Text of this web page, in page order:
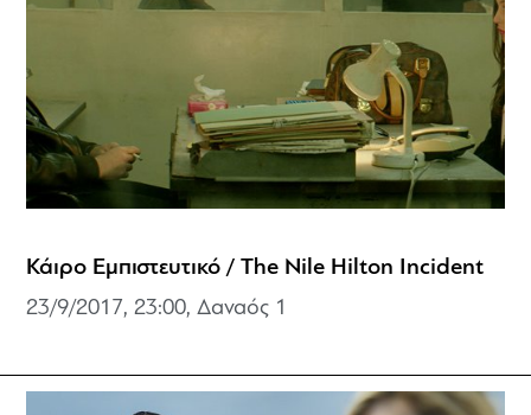
Κάιρο Εμπιστευτικό / The Nile Hilton Incident
23/9/2017, 23:00, Δαναός 1